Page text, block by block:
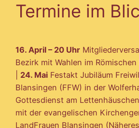
Termine im
16. April – 20 Uhr
Bezirk mit Wahlen im
24. Mai Festakt Jubiläum
Blansingen (FFW) in der
Gottesdienst am
mit der evangelischen
LandFrauen Blansingen